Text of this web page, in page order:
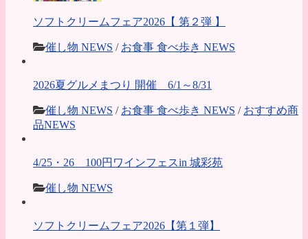
ソフトクリームフェア2026【 第２弾 】
催し物 NEWS / お食事 食べ歩き NEWS
2026夏グルメまつり 開催 6/1～8/31
催し物 NEWS / お食事 食べ歩き NEWS / おすすめ商
品NEWS
4/25・26 100円ワインフェスin 城彩苑
催し物 NEWS
ソフトクリームフェア2026【第１弾】